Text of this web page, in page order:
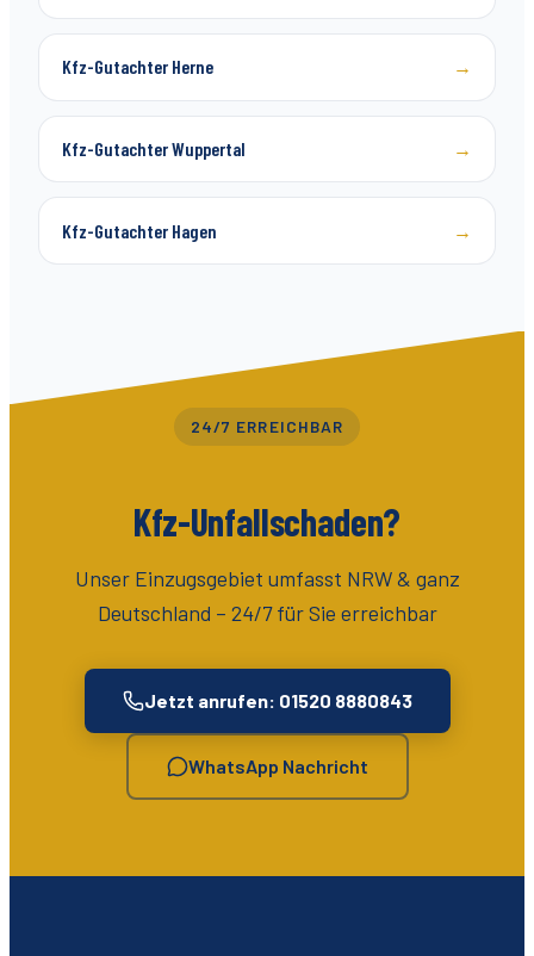
Kfz-Gutachter Herne →
Kfz-Gutachter Wuppertal →
Kfz-Gutachter Hagen →
24/7 ERREICHBAR
Kfz-Unfallschaden?
Unser Einzugsgebiet umfasst NRW & ganz
Deutschland – 24/7 für Sie erreichbar
Jetzt anrufen: 01520 8880843
WhatsApp Nachricht